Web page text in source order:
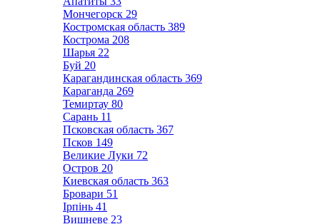
Мончегорск 29
Костромская область 389
Кострома 208
Шарья 22
Буй 20
Карагандинская область 369
Караганда 269
Темиртау 80
Сарань 11
Псковская область 367
Псков 149
Великие Луки 72
Остров 20
Киевская область 363
Бровари 51
Ірпінь 41
Вишневе 23